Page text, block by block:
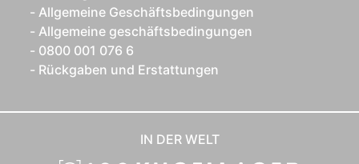
Allgemeine Geschäftsbedingungen
Allgemeine geschäftsbedingungen
0800 001 076 6
Rückgaben und Erstattungen
IN DER WELT